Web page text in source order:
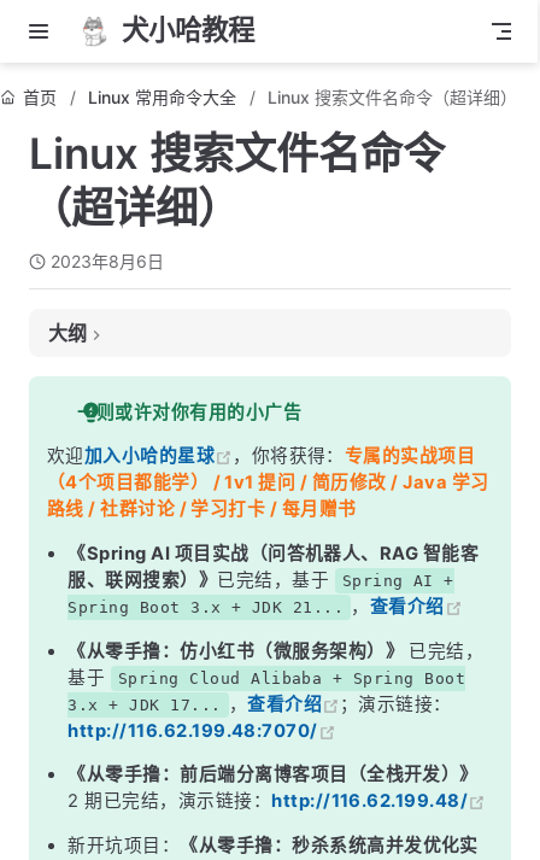
犬小哈教程
首页 Linux 常用命令大全 Linux 搜索文件名命令（超详细）
Linux 搜索文件名命令
（超详细）
2023年8月6日
大纲
使用 find 命令
注意事项：
一则或许对你有用的小广告
欢迎加入小哈的星球 ，你将获得： 专属的实战项目
（4个项目都能学） / 1v1 提问 / 简历修改 / Java 学习
路线 / 社群讨论 / 学习打卡 / 每月赠书
《Spring AI 项目实战（问答机器人、RAG 智能客
服、联网搜索）》 已完结，基于
Spring AI +
Spring Boot 3.x + JDK 21...
， 查看介绍
《从零手撸：仿小红书（微服务架构）》
已完结，
基于
Spring Cloud Alibaba + Spring Boot
3.x + JDK 17...
，查看介绍
；演示链接：
http://116.62.199.48:7070/
《从零手撸：前后端分离博客项目（全栈开发）》
2 期已完结，演示链接： http://116.62.199.48/
新开坑项目：
《从零手撸：秒杀系统高并发优化实